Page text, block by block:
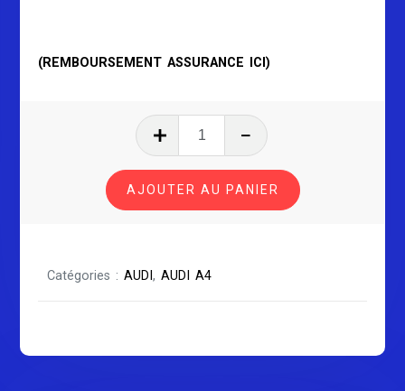
(REMBOURSEMENT ASSURANCE ICI)
quantité
TÉLÉCOMMANDE
COMPATIBLE
AUDI
AJOUTER AU PANIER
Catégories :AUDI,AUDI A4